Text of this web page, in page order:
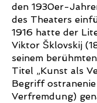
den 1930er-
des Theaters
1916 hatte der
Viktor Šklovskij
seinem
Titel „Kunst als
Begriff
Verfremdung)